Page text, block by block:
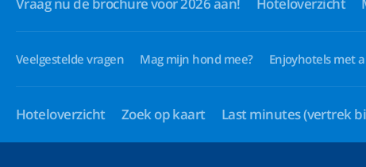
Veelgestelde vragen Mag mijn hond mee? Enjoyhotels met
Hoteloverzicht Zoek op kaart Last minutes(vertrek